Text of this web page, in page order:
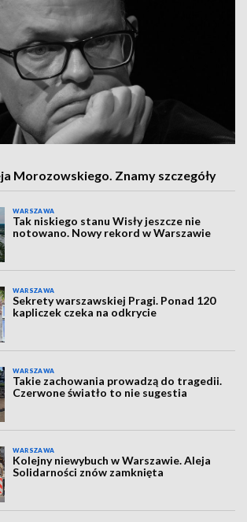
Morozowskiego. Znamy szczegóły
WARSZAWA
Tak niskiego stanu Wisły jeszcze nie
notowano. Nowy rekord w Warszawie
WARSZAWA
Sekrety warszawskiej Pragi. Ponad 120
kapliczek czeka na odkrycie
WARSZAWA
Takie zachowania prowadzą do tragedii.
Czerwone światło to nie sugestia
WARSZAWA
Kolejny niewybuch w Warszawie. Aleja
Solidarności znów zamknięta